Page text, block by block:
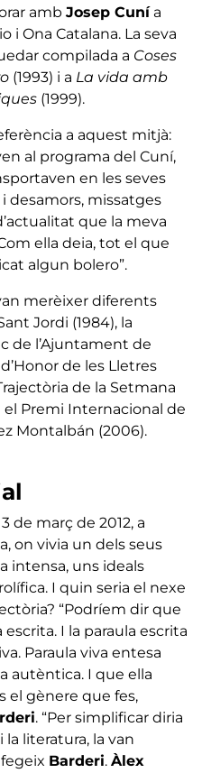
amb Josep Cunía
i Ona Catalana. La seva
compilada a Coses
(1993) i a La vida amb
(1999).
a aquest mitjà:
al programa del Cuní,
en les seves
desamors, missatges
que la meva
ella deia, tot el que
algun bolero”.
merèixer diferents
Jordi (1984), la
de l’Ajuntament de
de les Lletres
de la Setmana
el Premi Internacional de
Montalbán (2006).
de març de 2012, a
on vivia un dels seus
intensa, uns ideals
I quin seria el nexe
“Podríem dir que
I la paraula escrita
Paraula viva entesa
autèntica. I que ella
el gènere que fes,
. “Per simplificar diria
literatura, la van
Barderi. Àlex